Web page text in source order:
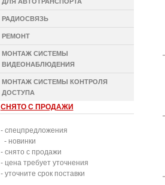
РАДИОСВЯЗЬ
РЕМОНТ
МОНТАЖ СИСТЕМЫ
ВИДЕОНАБЛЮДЕНИЯ
МОНТАЖ СИСТЕМЫ КОНТРОЛЯ
ДОСТУПА
СНЯТО С ПРОДАЖИ
- спецпредложения
- новинки
- снято с продажи
- цена требует уточнения
- уточните срок поставки